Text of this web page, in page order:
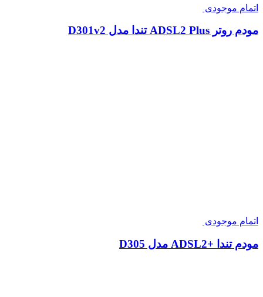
اتمام موجودی
مودم روتر ADSL2 Plus تندا مدل D301v2
اتمام موجودی
مودم تندا +ADSL2 مدل D305